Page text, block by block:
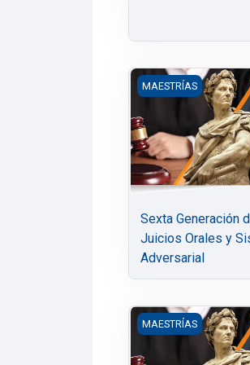
Sexta Generación
MAESTRÍAS
Sexta Generación
Juicios Orales y
Adversarial
Maestría en Juicios
MAESTRÍAS